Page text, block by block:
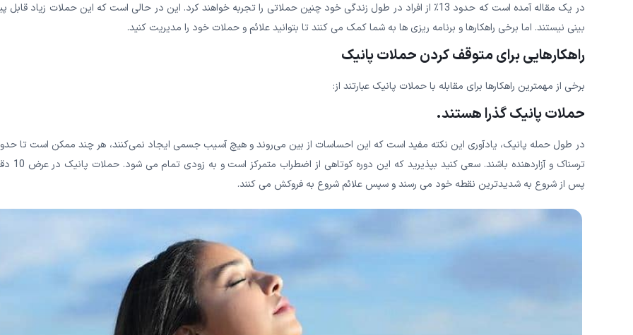
در یک مقاله آمده است که حدود 13٪ از افراد در طول زندگی خود چنین حملاتی را تجربه خواهند کرد. این در حالی است که این حملات زیاد
بینی نیستند. اما برخی راهکارها و برنامه ریزی ها به شما کمک می کنند تا بتوانید علائم و حملات خود را مدیریت کنید.
راهکارهایی برای متوقف کردن حملات پانیک
برخی از مهمترین راهکارها برای مقابله با حملات پانیک عبارتند از:
حملات پانیک گذرا هستند.
در طول حمله پانیک، یادآوری این نکته مفید است که این احساسات از بین می‌روند و هیچ آسیب جسمی ایجاد نمی‌کنند، هر چند ممکن است تا
ترسناک و آزاردهنده باشند. سعی کنید
پس از شروع به شدیدترین نقطه خود می رسند و سپس علائم شروع به فروکش می کنند.